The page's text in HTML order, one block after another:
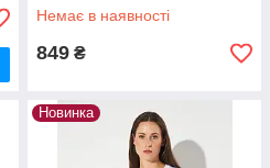
Немає в наявності
849 ₴
Новинка